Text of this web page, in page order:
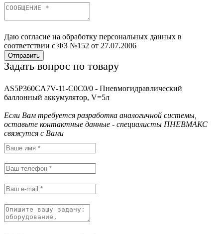
Даю согласие на обработку персональных данных в
соответствии с ФЗ №152 от 27.07.2006
Отправить
Задать вопрос по товару
AS5P360CA7V-11-C0C0/0 - Пневмогидравлический
баллонный аккумулятор, V=5л
Если Вам требуется разработка аналогичной системы,
оставьте контактные данные - специалисты ПНЕВМАКС
свяжутся с Вами